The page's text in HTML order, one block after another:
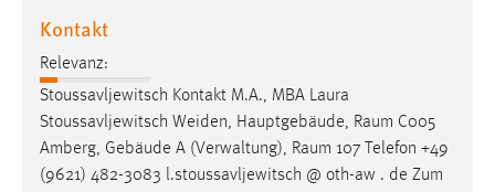
Kontakt
Relevanz:
Stoussavljewitsch Kontakt M.A., MBA Laura
Stoussavljewitsch Weiden, Hauptgebäude, Raum C005
Amberg, Gebäude A (Verwaltung), Raum 107 Telefon +49
(9621) 482-3083 l.stoussavljewitsch @ oth-aw . de Zum
Zweck:
Das Cookie speichert die gewählte Sprache der Website.
Cookie Laufzeit:
30 Tage